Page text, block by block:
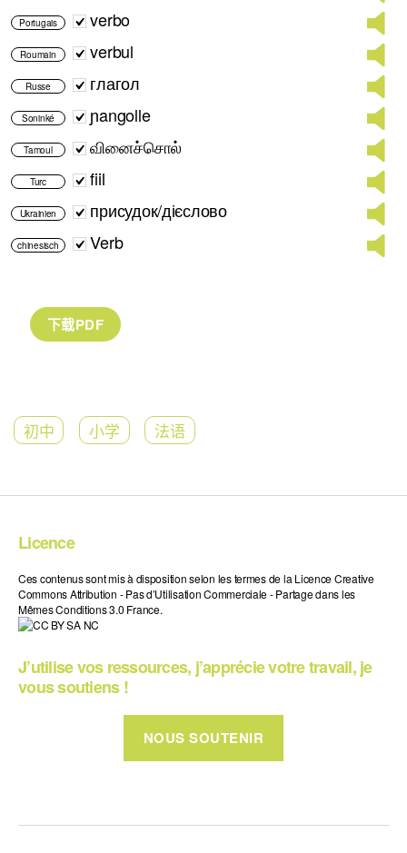
Portugais verbo
Roumain verbul
Russe глагол
Soninké ɲangolle
Tamoul வினைச்சொல்
Turc fiil
Ukrainien присудок/дієслово
chinesisch Verb
初中 小学 法语
Licence
Ces contenus sont mis à disposition selon les termes de la Licence Creative
Commons Attribution - Pas d’Utilisation Commerciale - Partage dans les
Mêmes Conditions 3.0 France.
J’utilise vos ressources, j’apprécie votre travail, je
vous soutiens !
NOUS SOUTENIR